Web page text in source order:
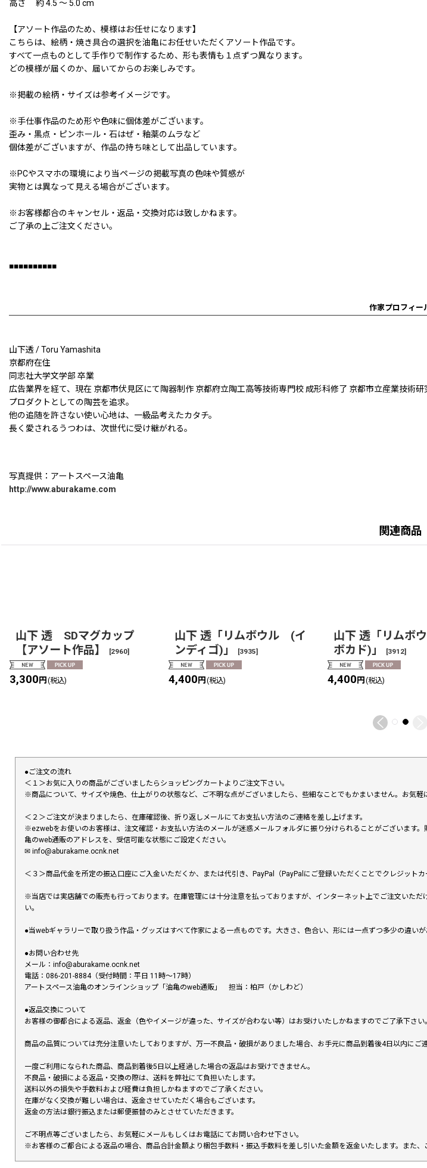
高さ 約 4.5 〜 5.0 cm
【アソート作品のため、模様はお任せになります】
こちらは、絵柄・焼き具合の選択を油亀にお任せいただくアソート作品です。
すべて一点ものとして手作りで制作するため、形も表情も１点ずつ異なります。
どの模様が届くのか、届いてからのお楽しみです。
※掲載の絵柄・サイズは参考イメージです。
※手仕事作品のため形や色味に個体差がございます。
歪み・黒点・ピンホール・石はぜ・釉薬のムラなど
個体差がございますが、作品の持ち味として出品しています。
※PCやスマホの環境により当ページの掲載写真の色味や質感が
実物とは異なって見える場合がございます。
※お客様都合のキャンセル・返品・交換対応は致しかねます。
ご了承の上ご注文ください。
■■■■■■■■■■
作家プロフィー
山下透 / Toru Yamashita
京都府在住
同志社大学文学部 卒業
広告業界を経て、現在 京都市伏見区にて陶器制作 京都府立陶工高等技術専門校 成形科修了 京都市立産業技術研
プロダクトとしての陶芸を追求。
他の追随を許さない使い心地は、一級品考えたカタチ。
長く愛されるうつわは、次世代に受け継がれる。
写真提供：アートスペース油亀
http://www.aburakame.com
関連商品
山下 透 SDマグカップ
【アソート作品】
[2960]
3,300円 (税込)
山下 透「リムボウル (イ
ンディゴ)」
[3935]
4,400円 (税込)
山下 透「リムボ
ボカド)」
[3912]
4,400円 (税込)
●ご注文の流れ
＜１＞お気に入りの商品がございましたらショッピングカートよりご注文下さい。
※商品について、サイズや焼色、仕上がりの状態など、ご不明な点がございましたら、些細なことでもかまいません。お気軽
＜２＞ご注文が決まりましたら、在庫確認後、折り返しメールにてお支払い方法のご連絡を差し上げます。
※ezwebをお使いのお客様は、注文確認・お支払い方法のメールが迷惑メールフォルダに振り分けられることがございます
亀のweb通販のアドレスを、受信可能な状態にご設定ください。
✉︎ info@aburakame.ocnk.net
＜３＞商品代金を所定の振込口座にご入金いただくか、または代引き、PayPal（PayPalにご登録いただくことでクレジット
※当店では実店舗での販売も行っております。在庫管理には十分注意を払っておりますが、インターネット上でご注文いた
い。
●当webギャラリーで取り扱う作品・グッズはすべて作家による一点ものです。大きさ、色合い、形には一点ずつ多少の違い
●お問い合わせ先
メール：info@aburakame.ocnk.net
電話：086-201-8884（受付時間：平日 11時〜17時）
アートスペース油亀のオンラインショップ「油亀のweb通販」 担当：柏戸（かしわど）
●返品交換について
お客様の御都合による返品、返金（色やイメージが違った、サイズが合わない等）はお受けいたしかねますのでご了承下さい。
商品の品質については充分注意いたしておりますが、万一不良品・破損がありました場合、お手元に商品到着後4日以内にご
一度ご利用になられた商品、商品到着後5日以上経過した場合の返品はお受けできません。
不良品・破損による返品・交換の際は、送料を弊社にて負担いたします。
送料以外の損失や手数料および経費は負担しかねますのでご了承ください。
在庫がなく交換が難しい場合は、返金させていただく場合もございます。
返金の方法は銀行振込または郵便振替のみとさせていただきます。
ご不明点等ございましたら、お気軽にメールもしくはお電話にてお問い合わせ下さい。
※お客様のご都合による返品の場合、商品合計金額より梱包手数料・振込手数料を差し引いた金額を返金いたします。また